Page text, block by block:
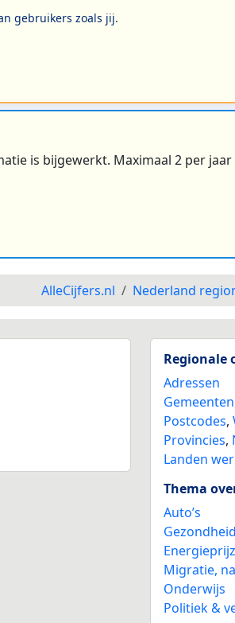
gebruikers zoals jij.
is bijgewerkt. Maximaal 2 per jaar
AlleCijfers.nl Nederland
Regionale
Adressen
Postcodes,
Provincies,
Landen
Thema
Auto’s
Gezondheid
Migratie,
Onderwijs
Politiek &